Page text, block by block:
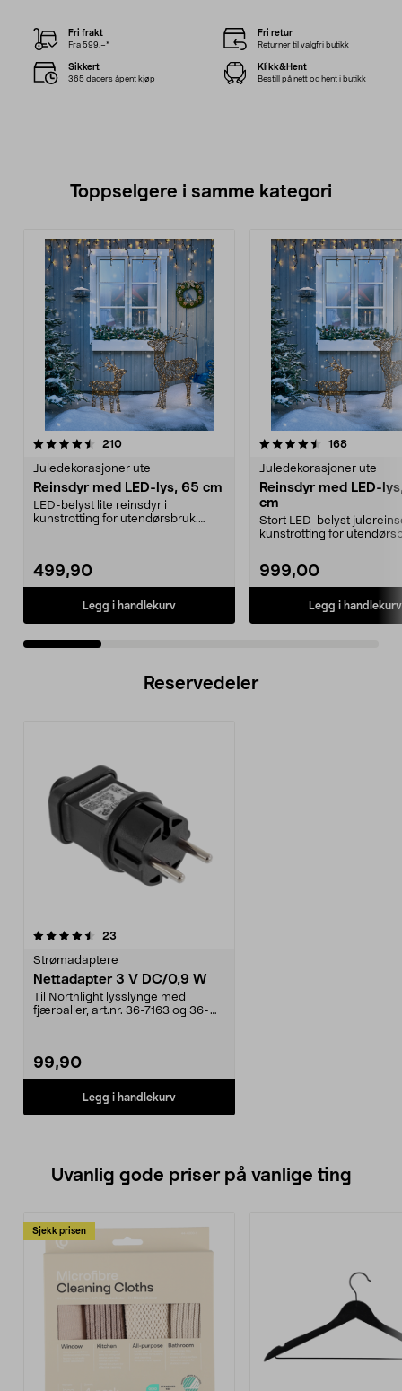
Fri frakt
Fra 599,–*
Fri retur
Returner til valgfri butikk
Sikkert
365 dagers åpent kjøp
Klikk&Hent
Bestill på nett og hent i butikk
Toppselgere i samme kategori
210anmeldelser
Juledekorasjoner ute
Reinsdyr med LED-lys, 65 cm
LED-belyst lite reinsdyr i
kunstrotting for utendørsbruk.
499,90
Legg i handlekurv
4.5 av 5 stjerner 168
Juledekorasjoner ute
Reinsdyr med LED-
cm
Stort LED-belyst
kunstrotting for
999,00
Legg i handlekurv
4.5 av 5 stjerner
Reservedeler
23
Strømadaptere
Nettadapter 3 V DC/0,9 W
Til Northlight lysslynge med
fjærballer, art.nr. 36-7163 og 36-
99,90
Legg i handlekurv
Uvanlig gode priser på vanlige ting
Sjekk prisen